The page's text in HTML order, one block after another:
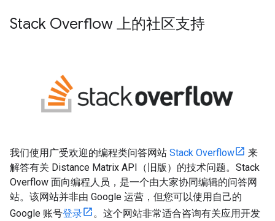
Stack Overflow 上的社区支持
我们使用广受欢迎的编程类问答网站 Stack Overflow
来
解答有关 Distance Matrix API（旧版）的技术问题。Stack
Overflow 面向编程人员，是一个由大家协同编辑的问答网
站。该网站并非由 Google 运营，但您可以使用自己的
Google 账号登录
。这个网站非常适合咨询有关应用开发